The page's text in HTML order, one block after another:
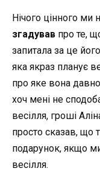
Нічого цінного ми
згадував про те,
запитала за це
яка якраз планує
про яке вона давно
хоч мені не
весілля, гроші
просто сказав, що
подарунок, якщо
весілля.